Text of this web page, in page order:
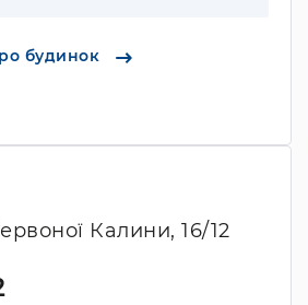
будинок
Калини, 16/12